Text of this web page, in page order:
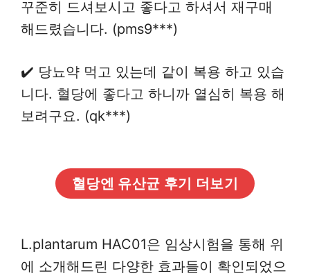
꾸준히 드셔보시고 좋다고 하셔서 재구매
해드렸습니다. (pms9***)
✔️ 당뇨약 먹고 있는데 같이 복용 하고 있습
니다. 혈당에 좋다고 하니까 열심히 복용 해
보려구요. (qk***)
혈당엔 유산균 후기 더보기
L.plantarum HAC01은 임상시험을 통해 위
에 소개해드린 다양한 효과들이 확인되었으